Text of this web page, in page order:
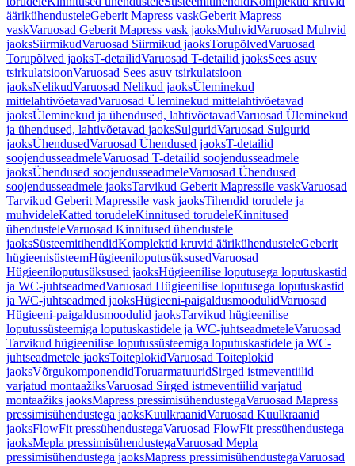
äärikühendusteleGeberit Mapress vaskGeberit Mapress
vaskVaruosad Geberit Mapress vask jaoksMuhvidVaruosad Muhvid
jaoksSiirmikudVaruosad Siirmikud jaoksTorupõlvedVaruosad
Torupõlved jaoksT-detailidVaruosad T-detailid jaoksSees asuv
tsirkulatsioonVaruosad Sees asuv tsirkulatsioon
jaoksNelikudVaruosad Nelikud jaoksÜleminekud
mittelahtivõetavadVaruosad Üleminekud mittelahtivõetavad
jaoksÜleminekud ja ühendused, lahtivõetavadVaruosad Üleminekud
ja ühendused, lahtivõetavad jaoksSulguridVaruosad Sulgurid
jaoksÜhendusedVaruosad Ühendused jaoksT-detailid
soojendusseadmeleVaruosad T-detailid soojendusseadmele
jaoksÜhendused soojendusseadmeleVaruosad Ühendused
soojendusseadmele jaoksTarvikud Geberit Mapressile vaskVaruosad
Tarvikud Geberit Mapressile vask jaoksTihendid torudele ja
muhvideleKatted torudeleKinnitused torudeleKinnitused
ühendusteleVaruosad Kinnitused ühendustele
jaoksSüsteemitihendidKomplektid kruvid äärikühendusteleGeberit
hügieenisüsteemHügieeniloputusüksusedVaruosad
Hügieeniloputusüksused jaoksHügieenilise loputusega loputuskastid
ja WC-juhtseadmedVaruosad Hügieenilise loputusega loputuskastid
ja WC-juhtseadmed jaoksHügieeni-paigaldusmoodulidVaruosad
Hügieeni-paigaldusmoodulid jaoksTarvikud hügieenilise
loputussüsteemiga loputuskastidele ja WC-juhtseadmeteleVaruosad
Tarvikud hügieenilise loputussüsteemiga loputuskastidele ja WC-
juhtseadmetele jaoksToiteplokidVaruosad Toiteplokid
jaoksVõrgukomponendidToruarmatuuridSirged istmeventiilid
varjatud montaažiksVaruosad Sirged istmeventiilid varjatud
montaažiks jaoksMapress pressimisühendustegaVaruosad Mapress
pressimisühendustega jaoksKuulkraanidVaruosad Kuulkraanid
jaoksFlowFit pressühendustegaVaruosad FlowFit pressühendustega
jaoksMepla pressimisühendustegaVaruosad Mepla
pressimisühendustega jaoksMapress pressimisühendustegaVaruosad